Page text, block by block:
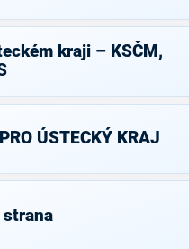
kraji – KSČM,
ÚSTECKÝ KRAJ
strana